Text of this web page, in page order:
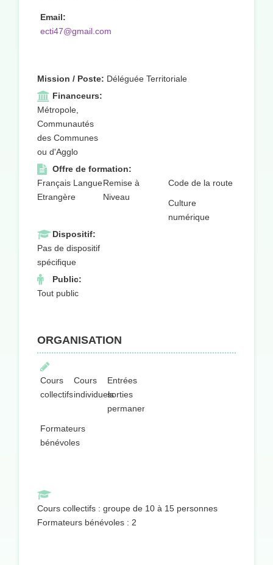
Email:
ecti47@gmail.com
Mission / Poste: Déléguée Territoriale
Financeurs:
Métropole,
Communautés
des Communes
ou d'Agglo
Offre de formation:
Français Langue
Etrangère
Remise à
Niveau
Code de la route
Culture
numérique
Dispositif:
Pas de dispositif
spécifique
Public:
Tout public
ORGANISATION
Cours
collectifs
Cours
individuels
Entrées
sorties
permanentes
Formateurs
bénévoles
Cours collectifs : groupe de 10 à 15 personnes
Formateurs bénévoles : 2